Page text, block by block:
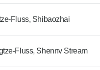
Fluss, Shibaozhai
Fluss, Shennv Stream